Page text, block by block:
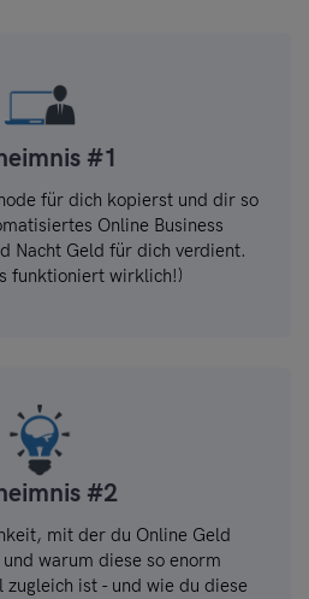
#1
für dich kopierst und dir so
Online Business
Nacht Geld für dich verdient.
funktioniert wirklich!)
#2
mit der du Online Geld
warum diese so enorm
ist - und wie du diese